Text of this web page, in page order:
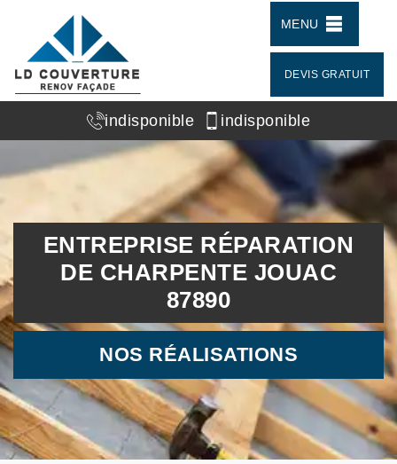
MENU
DEVIS GRATUIT
indisponible indisponible
ENTREPRISE RÉPARATION
DE CHARPENTE JOUAC
87890
NOS RÉALISATIONS